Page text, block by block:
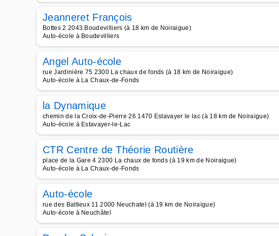
Jeanneret François
Bottes 2 2043 Boudevilliers (à 18 km de Noiraigue)
Auto-école à Boudevilliers
Angel Auto-école
rue Jardinière 75 2300 La chaux de fonds (à 18 km de Noiraigue)
Auto-école à La Chaux-de-Fonds
la Dynamique
chemin de la Croix-de-Pierre 26 1470 Estavayer le lac (à 18 km de Noiraigue)
Auto-école à Estavayer-le-Lac
CTR Centre de Théorie Routière
place de la Gare 4 2300 La chaux de fonds (à 19 km de Noiraigue)
Auto-école à La Chaux-de-Fonds
Auto-école
rue des Battieux 11 2000 Neuchatel (à 19 km de Noiraigue)
Auto-école à Neuchâtel